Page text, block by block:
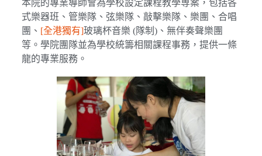
本院的專業導師會為學校設定課程教學専案，包括各
式樂器班、管樂隊、弦樂隊、敲擊樂隊、樂團、合唱
團、 [全港獨有]玻璃杯音樂 (隊制)、無伴奏聲樂團
等。學院團隊並為學校統籌相關課程事務，提供一條
龍的專業服務。